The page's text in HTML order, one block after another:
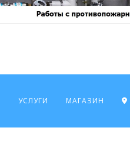
УСЛУГИ МАГАЗИН